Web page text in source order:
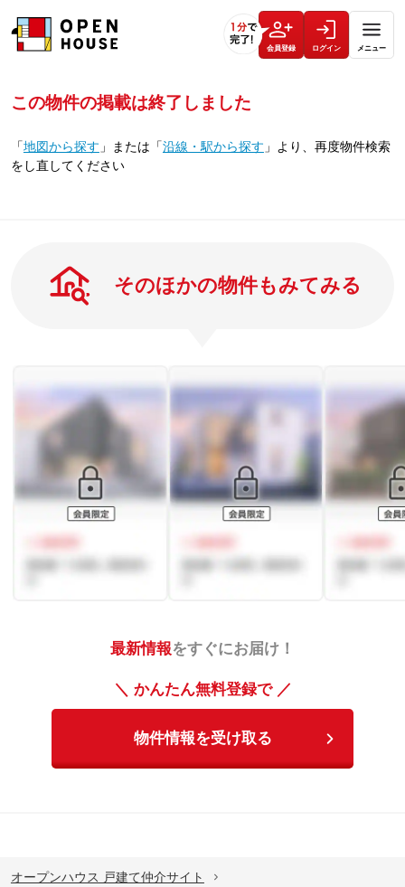
会員登録 ログイン メニュー
この物件の掲載は終了しました
「地図から探す 」 または 「沿線・駅から探す 」 より、再度物件検索
をし直してください
そのほかの物件もみてみる
最新情報をすぐにお届け！
＼ かんたん無料登録で ／
物件情報を受け取る
オープンハウス 戸建て仲介サイト